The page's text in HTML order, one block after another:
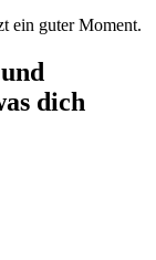
ein guter Moment.
dich